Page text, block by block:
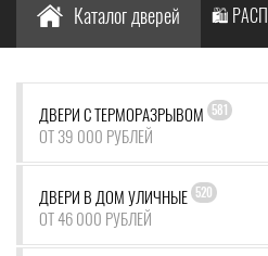
Каталог дверей 🛍️
ДВЕРИ С ТЕРМОРАЗРЫВОМ 581
ОТ 39 000 РУБЛЕЙ
ДВЕРИ В ДОМ УЛИЧНЫЕ 520
ОТ 46 000 РУБЛЕЙ